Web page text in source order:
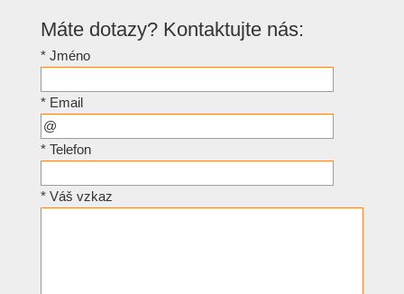
Máte dotazy? Kontaktujte nás:
* Jméno
* Email
* Telefon
* Váš vzkaz